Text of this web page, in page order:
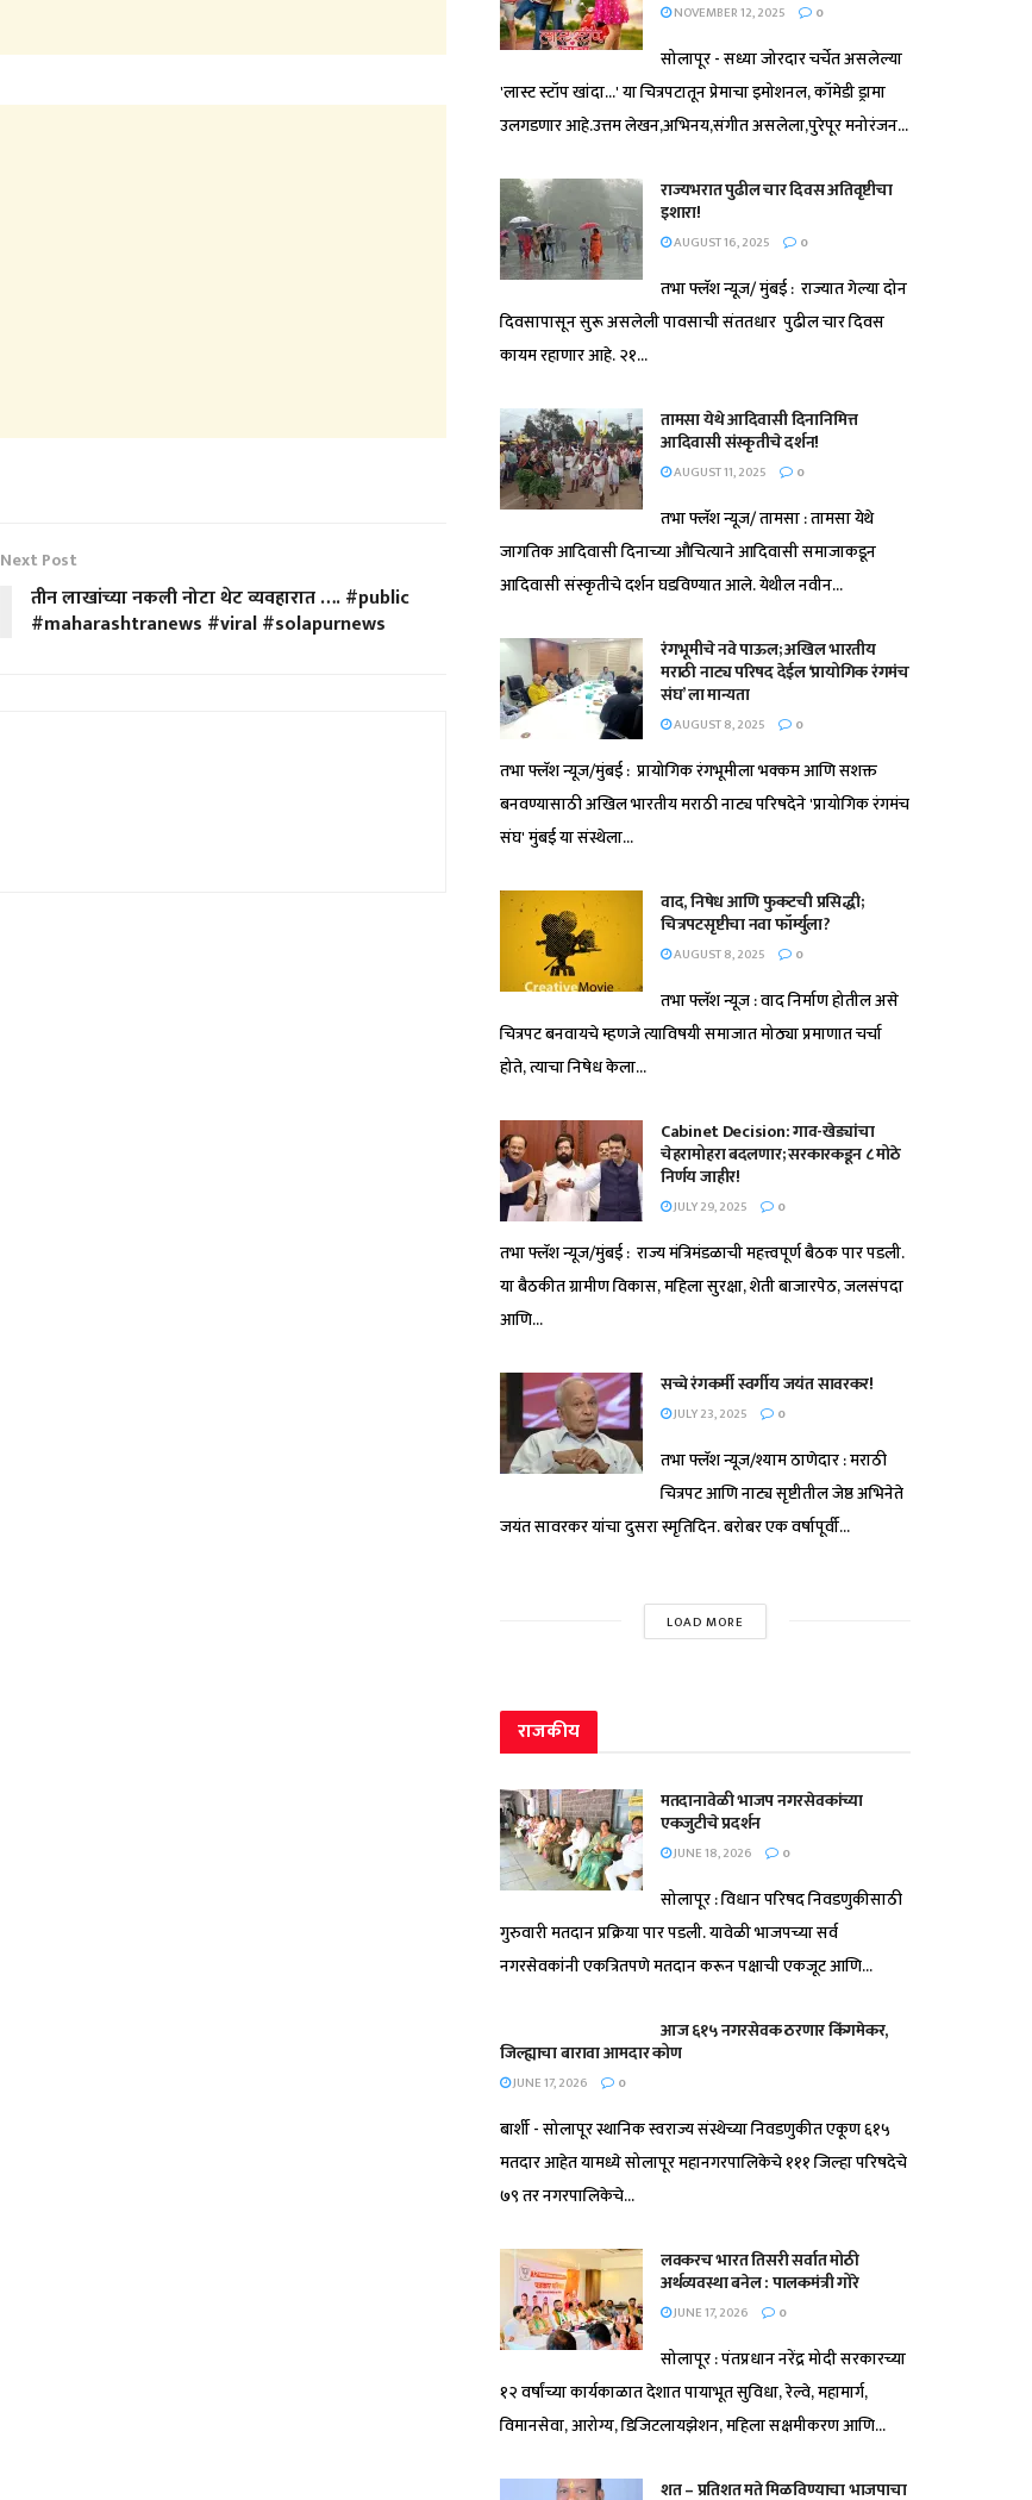
Next Post
तीन लाखांच्या नकली नोटा थेट व्यवहारात …. #public
#maharashtranews #viral #solapurnews
NOVEMBER 12, 2025 0
सोलापूर - सध्या जोरदार चर्चेत असलेल्या
'लास्ट स्टॉप खांदा...' या चित्रपटातून प्रेमाचा इमोशनल, कॉमेडी ड्रामा
उलगडणार आहे.उत्तम लेखन,अभिनय,संगीत असलेला,पुरेपूर मनोरंजन...
राज्यभरात पुढील चार दिवस अतिवृष्टीचा
इशारा!
AUGUST 16, 2025 0
तभा फ्लॅश न्यूज/ मुंबई : राज्यात गेल्या दोन
दिवसापासून सुरू असलेली पावसाची संततधार पुढील चार दिवस
कायम रहाणार आहे. २१...
तामसा येथे आदिवासी दिनानिमित्त
आदिवासी संस्कृतीचे दर्शन!
AUGUST 11, 2025 0
तभा फ्लॅश न्यूज/ तामसा : तामसा येथे
जागतिक आदिवासी दिनाच्या औचित्याने आदिवासी समाजाकडून
आदिवासी संस्कृतीचे दर्शन घडविण्यात आले. येथील नवीन...
रंगभूमीचे नवे पाऊल; अखिल भारतीय
मराठी नाट्य परिषद देईल ‘प्रायोगिक रंगमंच
संघ’ ला मान्यता
AUGUST 8, 2025 0
तभा फ्लॅश न्यूज/मुंबई : प्रायोगिक रंगभूमीला भक्कम आणि सशक्त
बनवण्यासाठी अखिल भारतीय मराठी नाट्य परिषदेने 'प्रायोगिक रंगमंच
संघ' मुंबई या संस्थेला...
वाद, निषेध आणि फुकटची प्रसिद्धी;
चित्रपटसृष्टीचा नवा फॉर्म्युला?
AUGUST 8, 2025 0
तभा फ्लॅश न्यूज : वाद निर्माण होतील असे
चित्रपट बनवायचे म्हणजे त्याविषयी समाजात मोठ्या प्रमाणात चर्चा
होते, त्याचा निषेध केला...
Cabinet Decision: गाव-खेड्यांचा
चेहरामोहरा बदलणार; सरकारकडून ८ मोठे
निर्णय जाहीर!
JULY 29, 2025 0
तभा फ्लॅश न्यूज/मुंबई : राज्य मंत्रिमंडळाची महत्त्वपूर्ण बैठक पार पडली.
या बैठकीत ग्रामीण विकास, महिला सुरक्षा, शेती बाजारपेठ, जलसंपदा
आणि...
सच्चे रंगकर्मी स्वर्गीय जयंत सावरकर!
JULY 23, 2025 0
तभा फ्लॅश न्यूज/श्याम ठाणेदार : मराठी
चित्रपट आणि नाट्य सृष्टीतील जेष्ठ अभिनेते
जयंत सावरकर यांचा दुसरा स्मृतिदिन. बरोबर एक वर्षापूर्वी...
LOAD MORE
राजकीय
मतदानावेळी भाजप नगरसेवकांच्या
एकजुटीचे प्रदर्शन
JUNE 18, 2026 0
सोलापूर : विधान परिषद निवडणुकीसाठी
गुरुवारी मतदान प्रक्रिया पार पडली. यावेळी भाजपच्या सर्व
नगरसेवकांनी एकत्रितपणे मतदान करून पक्षाची एकजूट आणि...
आज ६१५ नगरसेवक ठरणार किंगमेकर,
जिल्ह्याचा बारावा आमदार कोण
JUNE 17, 2026 0
बार्शी - सोलापूर स्थानिक स्वराज्य संस्थेच्या निवडणुकीत एकूण ६१५
मतदार आहेत यामध्ये सोलापूर महानगरपालिकेचे १११ जिल्हा परिषदेचे
७९ तर नगरपालिकेचे...
लवकरच भारत तिसरी सर्वात मोठी
अर्थव्यवस्था बनेल : पालकमंत्री गोरे
JUNE 17, 2026 0
सोलापूर : पंतप्रधान नरेंद्र मोदी सरकारच्या
१२ वर्षांच्या कार्यकाळात देशात पायाभूत सुविधा, रेल्वे, महामार्ग,
विमानसेवा, आरोग्य, डिजिटलायझेशन, महिला सक्षमीकरण आणि...
शत – प्रतिशत मते मिळविण्याचा भाजपाचा